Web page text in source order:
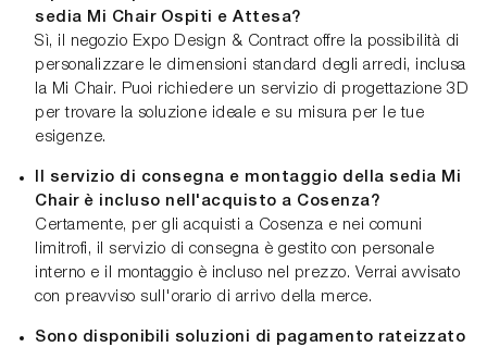
sedia Mi Chair Ospiti e Attesa?
Sì, il negozio Expo Design & Contract offre la possibilità di
personalizzare le dimensioni standard degli arredi, inclusa
la Mi Chair. Puoi richiedere un servizio di progettazione 3D
per trovare la soluzione ideale e su misura per le tue
esigenze.
Il servizio di consegna e montaggio della sedia Mi
Chair è incluso nell'acquisto a Cosenza?
Certamente, per gli acquisti a Cosenza e nei comuni
limitrofi, il servizio di consegna è gestito con personale
interno e il montaggio è incluso nel prezzo. Verrai avvisato
con preavviso sull'orario di arrivo della merce.
Sono disponibili soluzioni di pagamento rateizzato